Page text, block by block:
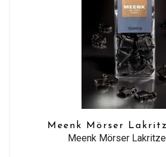
Meenk Mörser
Meenk Mörser